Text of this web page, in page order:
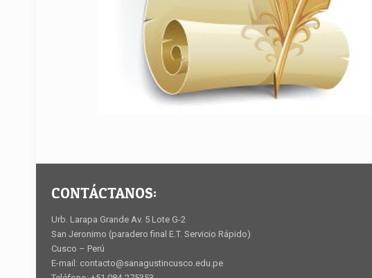
CONTÁCTANOS:
Urb. Larapa Grande Av. 5 Lote G-2
San Jeronimo (paradero final E.T. Servicio Rápido)
Cusco – Perú
E-mail: contacto@sanagustincusco.edu.pe